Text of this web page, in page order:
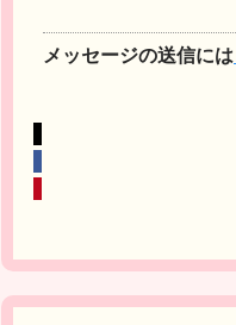
メッセージの送信には